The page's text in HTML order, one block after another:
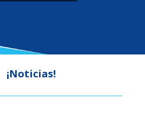
¡Noticias!